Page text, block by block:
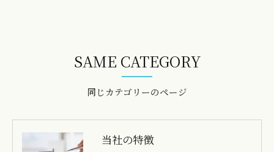
同じカテゴリーのページ
SAME CATEGORY
当社の特徴